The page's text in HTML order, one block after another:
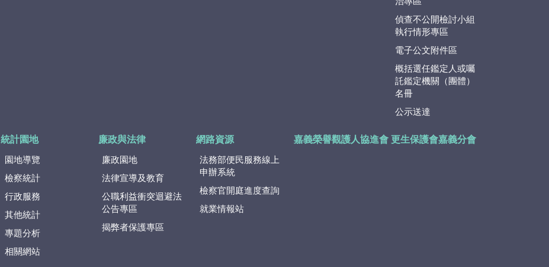
偵查不公開檢討小組
執行情形專區
電子公文附件區
概括選任鑑定人或囑
託鑑定機關（團體）
名冊
公示送達
統計園地
園地導覽
檢察統計
行政服務
其他統計
專題分析
相關網站
廉政與法律
廉政園地
法律宣導及教育
公職利益衝突迴避法
公告專區
揭弊者保護專區
網路資源
法務部便民服務線上
申辦系統
檢察官開庭進度查詢
就業情報站
嘉義榮譽觀護人協進會 更生保護會嘉義分會